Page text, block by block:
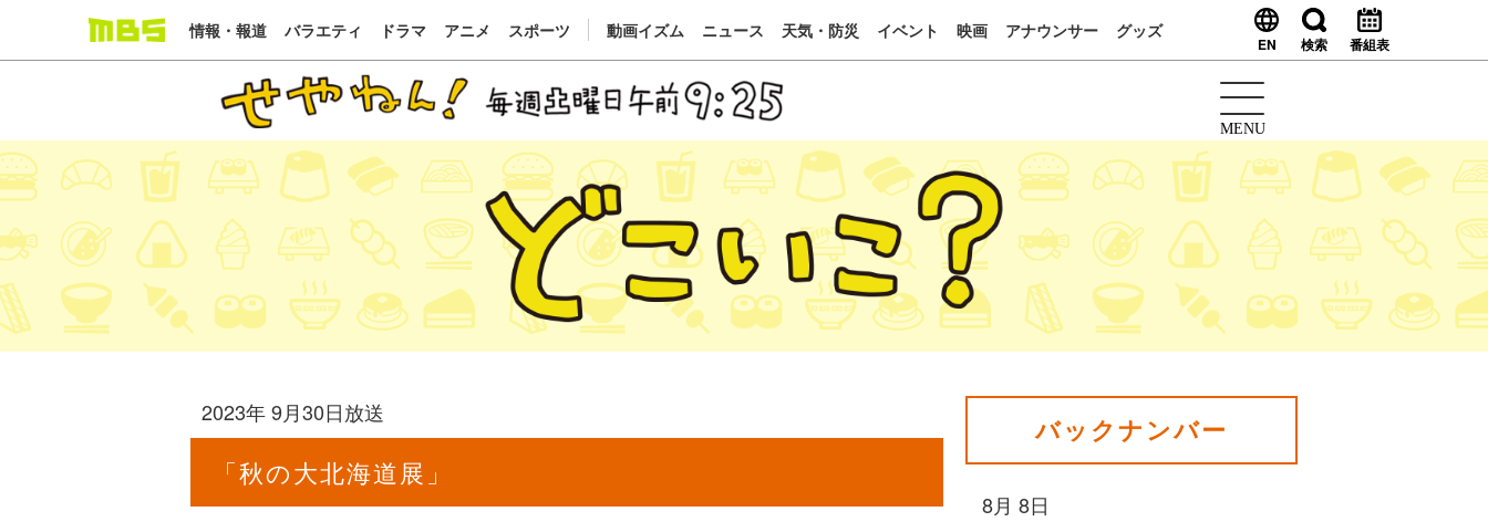
情報・報道 バラエティ ドラマ アニメ スポーツ 動画イズム ニュース 天気・防災 イベント 映画 アナウンサー グッズ
EN 検索 番組表
MENU
2023年 9月30日放送
「秋の大北海道展」
バックナンバー
8月 8日